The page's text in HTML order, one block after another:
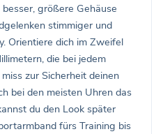
größere Gehäuse
stimmiger und
Orientiere dich im Zweifel
die bei jedem
zur Sicherheit deinen
bei den meisten Uhren das
du den Look später
fürs Training bis